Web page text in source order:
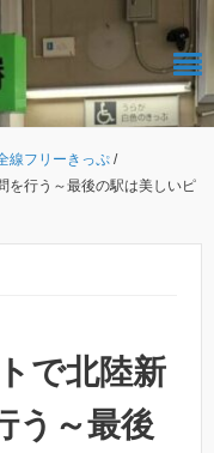
線フリーきっぷ /
を行う～最後の駅は美しいピ
で北陸新
う～最後